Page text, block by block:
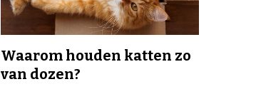
Waarom houden katten zo
van dozen?